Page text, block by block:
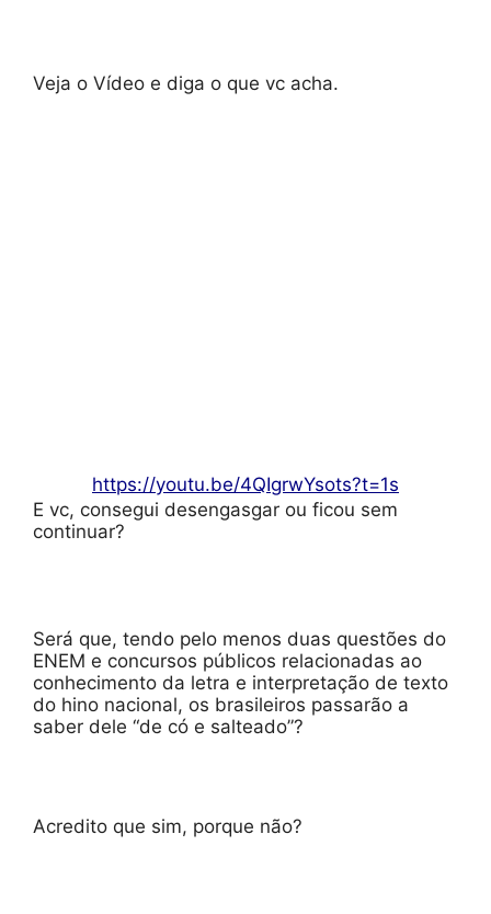
Veja o Vídeo e diga o que vc acha.
https://youtu.be/4QIgrwYsots?t=1s
E vc, consegui desengasgar ou ficou sem
continuar?
Será que, tendo pelo menos duas questões do
ENEM e concursos públicos relacionadas ao
conhecimento da letra e interpretação de texto
do hino nacional, os brasileiros passarão a
saber dele “de có e salteado”?
Acredito que sim, porque não?